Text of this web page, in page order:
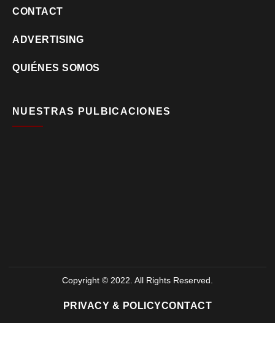
CONTACT
ADVERTISING
QUIÉNES SOMOS
NUESTRAS PULBICACIONES
Copyright © 2022. All Rights Reserved.
PRIVACY & POLICYCONTACT